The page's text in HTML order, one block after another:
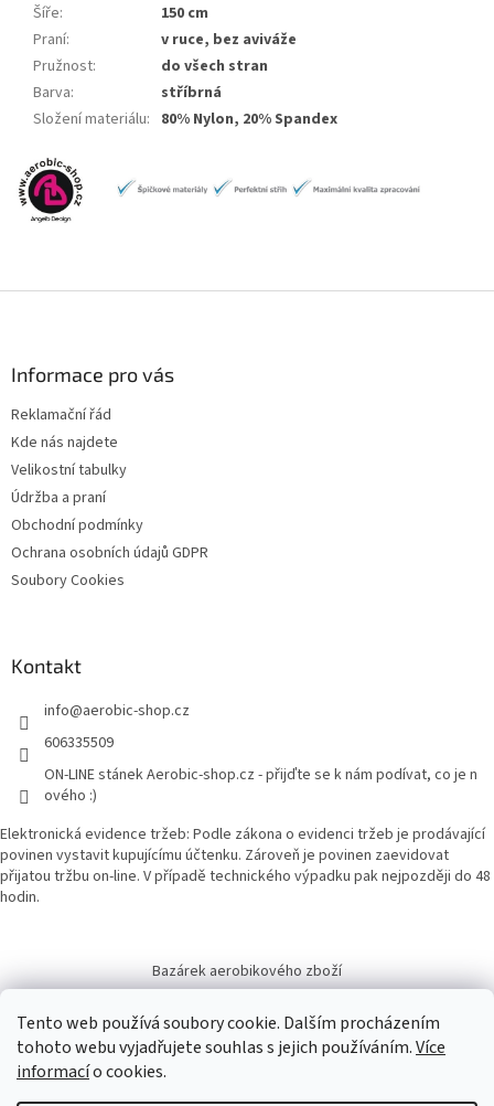
Tento web používá soubory cookie. Dalším procházením
tohoto webu vyjadřujete souhlas s jejich používáním.Více
informacío cookies.
Šíře:
150 cm
Praní:
v ruce, bez aviváže
Pružnost:
do všech stran
Barva:
stříbrná
Složení materiálu: 80% Nylon, 20% Spandex
Informace pro vás
Reklamační řád
Kde nás najdete
Velikostní tabulky
Údržba a praní
Obchodní podmínky
Ochrana osobních údajů GDPR
Soubory Cookies
Kontakt
info@aerobic-shop.cz
606335509
ON-LINE stánek Aerobic-shop.cz - přijďte se k nám podívat, co je n
ového :)
Elektronická evidence tržeb: Podle zákona o evidenci tržeb je prodávající
povinen vystavit kupujícímu účtenku. Zároveň je povinen zaevidovat
přijatou tržbu on-line. V případě technického výpadku pak nejpozději do 48
hodin.
Bazárek aerobikového zboží